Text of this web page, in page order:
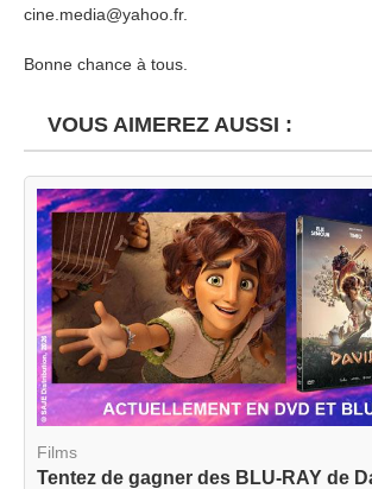
cine.media@yahoo.fr.
Bonne chance à tous.
VOUS AIMEREZ AUSSI :
Films
Tentez de gagner des BLU-RAY de